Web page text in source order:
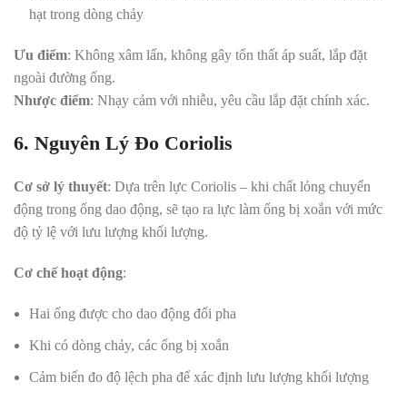
hạt trong dòng chảy
Ưu điểm: Không xâm lấn, không gây tổn thất áp suất, lắp đặt
ngoài đường ống.
Nhược điểm: Nhạy cảm với nhiễu, yêu cầu lắp đặt chính xác.
6. Nguyên Lý Đo Coriolis
Cơ sở lý thuyết: Dựa trên lực Coriolis – khi chất lỏng chuyển
động trong ống dao động, sẽ tạo ra lực làm ống bị xoắn với mức
độ tỷ lệ với lưu lượng khối lượng.
Cơ chế hoạt động:
Hai ống được cho dao động đối pha
Khi có dòng chảy, các ống bị xoắn
Cảm biến đo độ lệch pha để xác định lưu lượng khối lượng